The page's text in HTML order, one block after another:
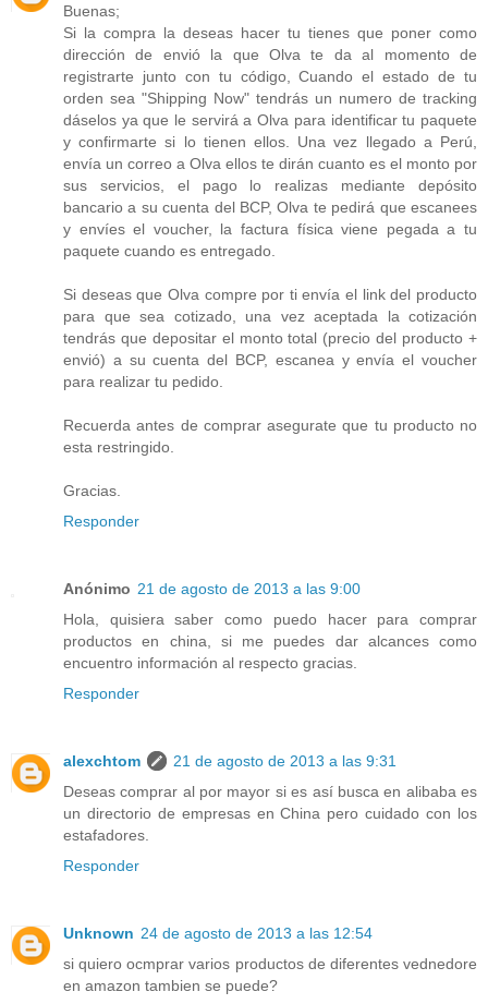
Buenas;
Si la compra la deseas hacer tu tienes que poner como
dirección de envió la que Olva te da al momento de
registrarte junto con tu código, Cuando el estado de tu
orden sea "Shipping Now" tendrás un numero de tracking
dáselos ya que le servirá a Olva para identificar tu paquete
y confirmarte si lo tienen ellos. Una vez llegado a Perú,
envía un correo a Olva ellos te dirán cuanto es el monto por
sus servicios, el pago lo realizas mediante depósito
bancario a su cuenta del BCP, Olva te pedirá que escanees
y envíes el voucher, la factura física viene pegada a tu
paquete cuando es entregado.
Si deseas que Olva compre por ti envía el link del producto
para que sea cotizado, una vez aceptada la cotización
tendrás que depositar el monto total (precio del producto +
envió) a su cuenta del BCP, escanea y envía el voucher
para realizar tu pedido.
Recuerda antes de comprar asegurate que tu producto no
esta restringido.
Gracias.
Responder
Anónimo 21 de agosto de 2013 a las 9:00
Hola, quisiera saber como puedo hacer para comprar
productos en china, si me puedes dar alcances como
encuentro información al respecto gracias.
Responder
alexchtom
21 de agosto de 2013 a las 9:31
Deseas comprar al por mayor si es así busca en alibaba es
un directorio de empresas en China pero cuidado con los
estafadores.
Responder
Unknown 24 de agosto de 2013 a las 12:54
si quiero ocmprar varios productos de diferentes vednedore
en amazon tambien se puede?